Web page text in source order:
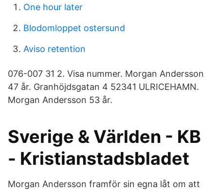
One hour later
Blodomloppet ostersund
Aviso retention
076-007 31 2. Visa nummer. Morgan Andersson
47 år. Granhöjdsgatan 4 52341 ULRICEHAMN.
Morgan Andersson 53 år.
Sverige & Världen - KB
- Kristianstadsbladet
Morgan Andersson framför sin egna låt om att